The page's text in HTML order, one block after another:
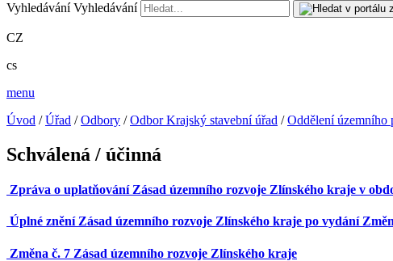
Vyhledávání Vyhledávání
CZ
cs
menu
Úvod /Úřad /Odbory /Odbor Krajský stavební úřad /Oddělení územního
Schválená / účinná
Zpráva o uplatňování Zásad územního rozvoje Zlínského kraje v
Úplné znění Zásad územního rozvoje Zlínského kraje po vydání
Změna č. 7 Zásad územního rozvoje Zlínského kraje